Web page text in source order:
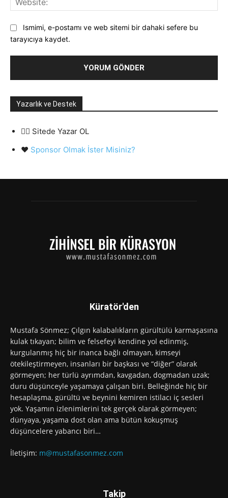
Ismimi, e-postamı ve web sitemi bir dahaki sefere bu
tarayıcıya kaydet.
Yazarlık ve Destek
✍🏻 Sitede Yazar OL
❤️ Sponsor Olmak İster Misiniz?
Küratör'den
Mustafa Sönmez; Çılgın kalabalıkların gürültülü karmaşasına
kulak tıkayan; bilim ve felsefeyi kendine yol edinmiş,
kurgulanmış hiç bir inanca bağlı olmayan, kimseyi
ötekileştirmeyen, insanları bir başkası ve “diğer” olarak
görmeyen; her türlü ayrımdan, kavgadan, dogmadan uzak;
duru düşünceyle yaşamaya çalışan biri. Belleğinde hiç bir
hesaplaşma, gürültü ve beynini kemiren istilacı iç sesleri
yok. Yaşamın izlenimlerini tek gerçek olarak görmeyen;
dünyaya, yaşama dost olan ama bütün kokuşmuş
düşüncelere yabancı biri…
İletişim: m@mustafasonmez.com
Takip